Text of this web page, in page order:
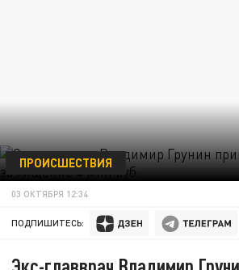
ПРОИСШЕСТВИЯ
03 ОКТЯБРЯ 12:34
ПОДПИШИТЕСЬ: